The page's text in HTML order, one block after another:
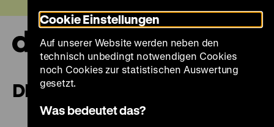
zum
Seiteninhalt
springen
DEMOKRATIE-LABOR
Cookie Einstellungen
Auf unserer Website werden neben den
technisch unbedingt notwendigen Cookies
noch Cookies zur statistischen Auswertung
gesetzt.
Was bedeutet das?